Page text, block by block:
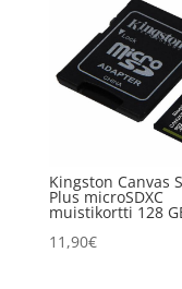
Kingston Canvas
Plus microSDXC
muistikortti 128
11,90€